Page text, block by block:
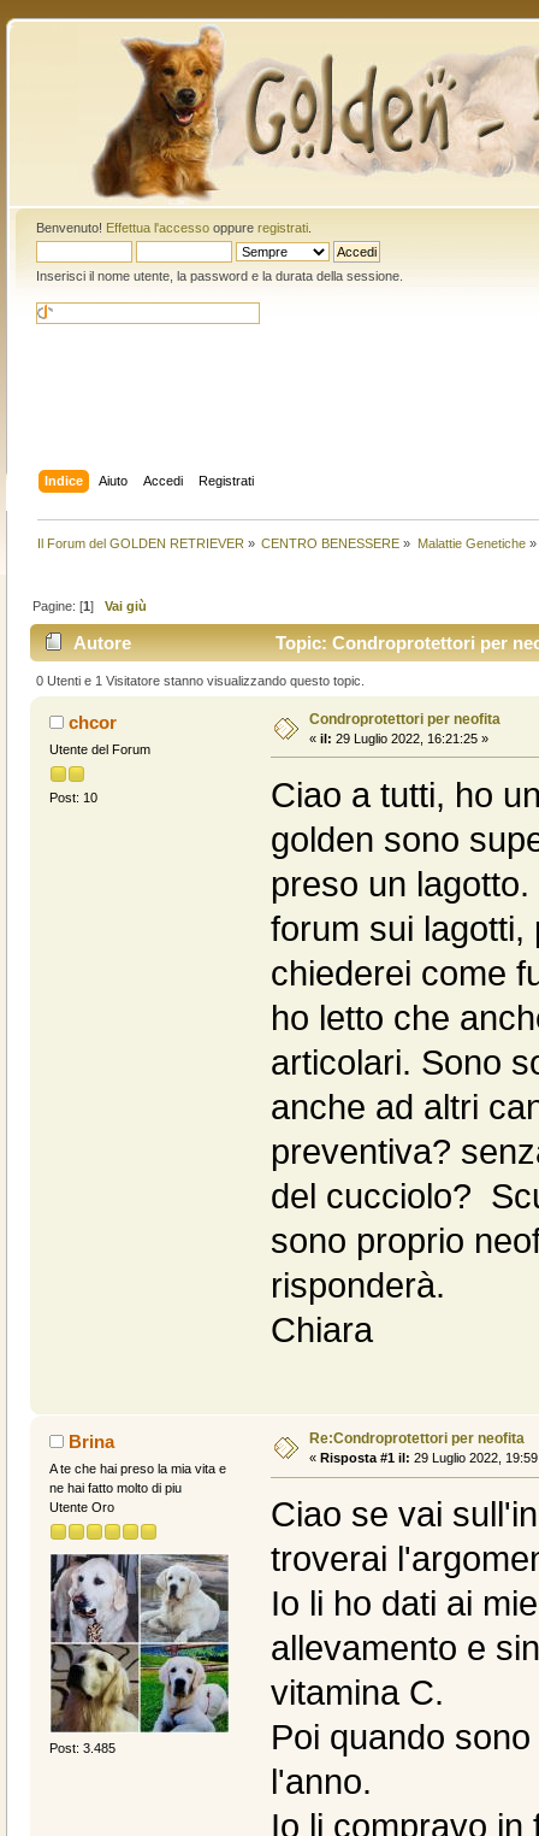
Benvenuto! Effettua l'accessooppure registrati.
Inserisci il nome utente, la password e la durata della sessione.
Indice Aiuto Accedi Registrati
Il Forum del GOLDEN RETRIEVER » CENTRO BENESSERE » Malattie Genetiche»
Pagine: [1]Vai giù
Autore Topic: Condroprotettori per
0 Utenti e 1 Visitatore stanno visualizzando questo topic.
chcor
Utente del Forum
Post: 10
Condroprotettori per neofita
« il: 29 Luglio 2022, 16:21:25 »
Ciao a tutti, ho
golden sono
preso un
forum sui lagotti,
chiederei come
ho letto che
articolari. Sono
anche ad altri
preventiva?
del cucciolo?
sono proprio
risponderà.
Chiara
Brina
A te che hai preso la mia vita e
ne hai fatto molto di piu
Utente Oro
Post: 3.485
Re:Condroprotettori per neofita
« Risposta #1 il: 29 Luglio 2022,
Ciao se vai
troverai
Io li ho dati ai
allevamento e
vitamina C.
Poi quando
l'anno.
Io li compravo in